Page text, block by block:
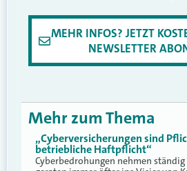
MEHR INFOS? JETZT
NEWSLETTER
Mehr zum Thema
„Cyberversicherungen sind
betriebliche Haftpflicht“
Cyberbedrohungen nehmen